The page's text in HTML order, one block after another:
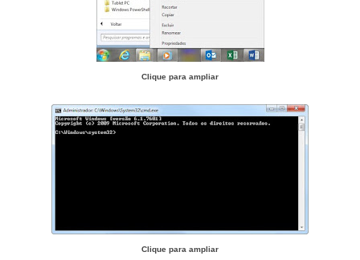
Clique para ampliar
Clique para ampliar